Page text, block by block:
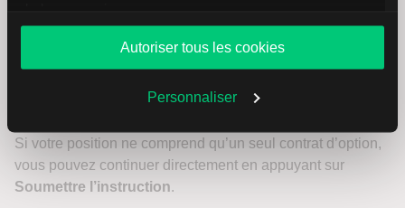
Autoriser tous les cookies
Personnaliser
vous serez invité à saisir le nombre de contrats que vous
Soumettre l’instruction pour continuer.
Si votre position ne comprend qu’un seul contrat d’option,
vous pouvez continuer directement en appuyant sur
Soumettre l’instruction.